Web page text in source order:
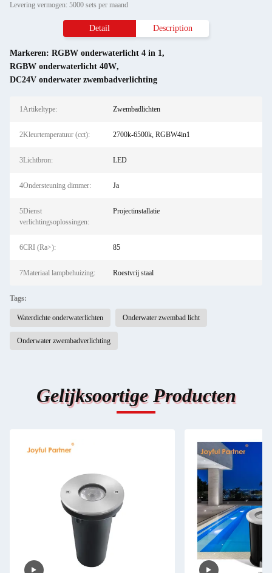
Levering vermogen: 5000 sets per maand
Detail Description
Markeren: RGBW onderwaterlicht 4 in 1,
RGBW onderwaterlicht 40W,
DC24V onderwater zwembadverlichting
1Artikeltype: Zwembadlichten
2Kleurtemperatuur (cct): 2700k-6500k, RGBW4in1
3Lichtbron: LED
4Ondersteuning dimmer: Ja
5Dienst
verlichtingsoplossingen:
Projectinstallatie
6CRI (Ra>): 85
7Materiaal lampbehuizing: Roestvrij staal
Tags:
Waterdichte onderwaterlichten Onderwater zwembad licht
Onderwater zwembadverlichting
Gelijksoortige Producten